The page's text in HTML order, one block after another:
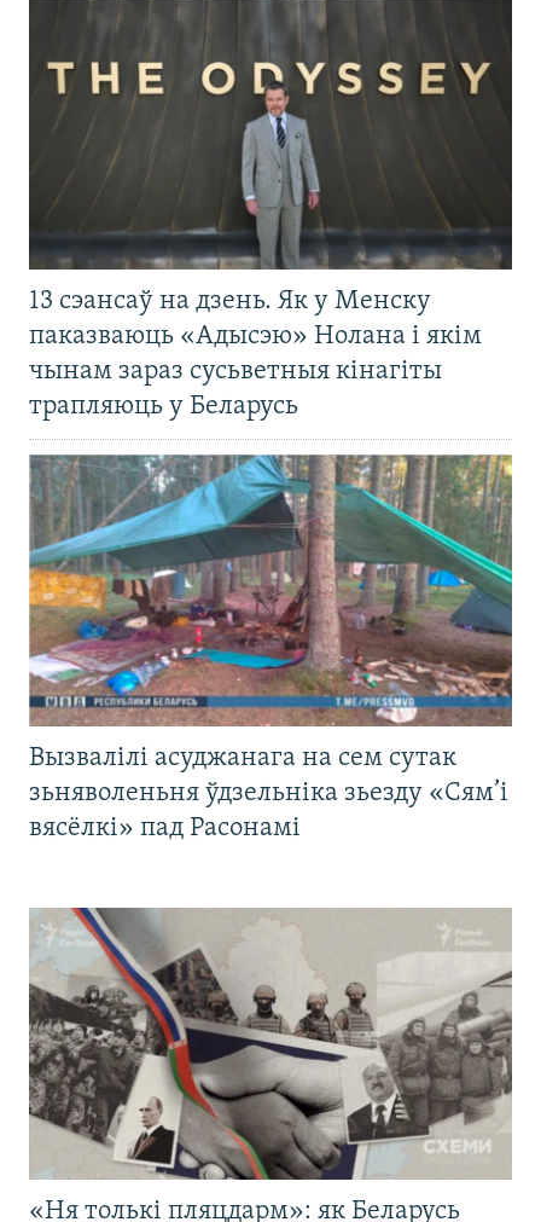
13 сэансаў на дзень. Як у Менску
паказваюць «Адысэю» Нолана і якім
чынам зараз сусьветныя кінагіты
трапляюць у Беларусь
Вызвалілі асуджанага на сем сутак
зьняволеньня ўдзельніка зьезду «Сям’і
вясёлкі» пад Расонамі
«Ня толькі пляцдарм»: як Беларусь